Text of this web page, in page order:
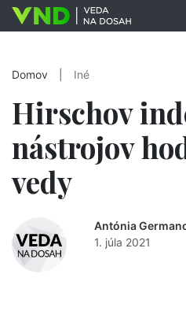
Domov Iné
Hirschov
nástrojov
vedy
Antónia
1. júla 2021